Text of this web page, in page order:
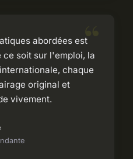
abordées est
ce soit sur l'emploi, la
chaque
original et
vivement.